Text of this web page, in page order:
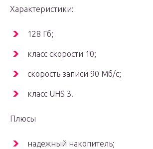
Характеристики:
128 Гб;
класс скорости 10;
скорость записи 90 Мб/с;
класс UHS 3.
Плюсы
надежный накопитель;